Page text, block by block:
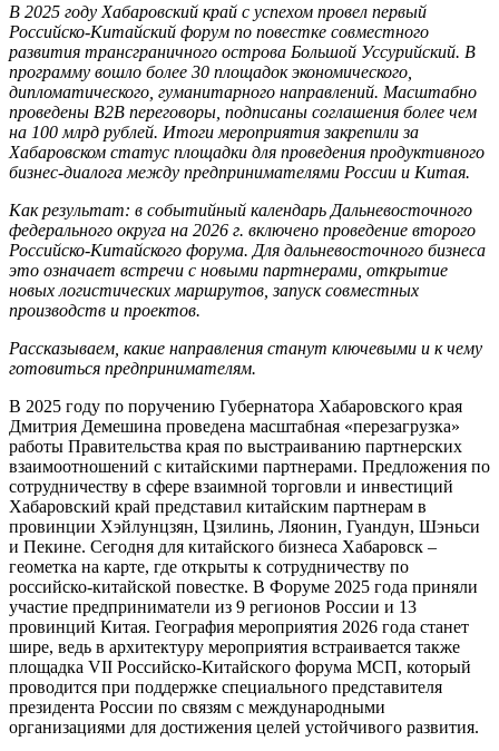
В 2025 году Хабаровский край с успехом провел первый
Российско-Китайский форум по повестке совместного
развития трансграничного острова Большой Уссурийский. В
программу вошло более 30 площадок экономического,
дипломатического, гуманитарного направлений. Масштабно
проведены B2B переговоры, подписаны соглашения более чем
на 100 млрд рублей. Итоги мероприятия закрепили за
Хабаровском статус площадки для проведения продуктивного
бизнес-диалога между предпринимателями России и Китая.
Как результат: в событийный календарь Дальневосточного
федерального округа на 2026 г. включено проведение второго
Российско-Китайского форума. Для дальневосточного бизнеса
это означает встречи с новыми партнерами, открытие
новых логистических маршрутов, запуск совместных
производств и проектов.
Рассказываем, какие направления станут ключевыми и к чему
готовиться предпринимателям.
В 2025 году по поручению Губернатора Хабаровского края
Дмитрия Демешина проведена масштабная «перезагрузка»
работы Правительства края по выстраиванию партнерских
взаимоотношений с китайскими партнерами. Предложения по
сотрудничеству в сфере взаимной торговли и инвестиций
Хабаровский край представил китайским партнерам в
провинции Хэйлунцзян, Цзилинь, Ляонин, Гуандун, Шэньси
и Пекине. Сегодня для китайского бизнеса Хабаровск –
геометка на карте, где открыты к сотрудничеству по
российско-китайской повестке. В Форуме 2025 года приняли
участие предприниматели из 9 регионов России и 13
провинций Китая. География мероприятия 2026 года станет
шире, ведь в архитектуру мероприятия встраивается также
площадка VII Российско-Китайского форума МСП, который
проводится при поддержке специального представителя
президента России по связям с международными
организациями для достижения целей устойчивого развития.